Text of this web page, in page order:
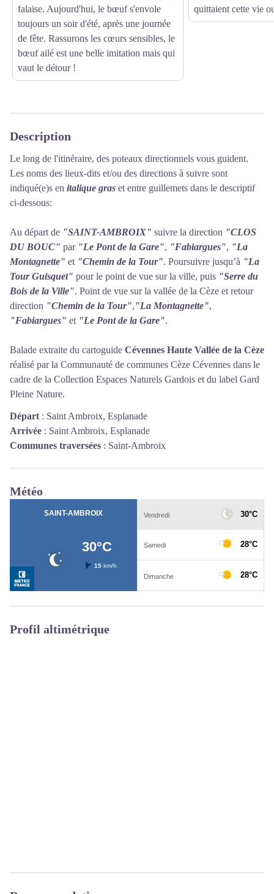
falaise. Aujourd'hui, le bœuf s'envole
toujours un soir d'été, après une journée
de fête. Rassurons les cœurs sensibles, le
bœuf ailé est une belle imitation mais qui
vaut le détour !
quittaient cette vie
Description
Le long de l'itinéraire, des poteaux directionnels vous guident.
Les noms des lieux-dits et/ou des directions à suivre sont
indiqué(e)s en italique gras et entre guillemets dans le descriptif
ci-dessous:
Au départ de "SAINT-AMBROIX" suivre la direction "CLOS
DU BOUC" par "Le Pont de la Gare", "Fabiargues", "La
Montagnette" et "Chemin de la Tour". Poursuivre jusqu’à "La
Tour Guisquet" pour le point de vue sur la ville, puis "Serre du
Bois de la Ville". Point de vue sur la vallée de la Cèze et retour
direction "Chemin de la Tour", "La Montagnette",
"Fabiargues" et "Le Pont de la Gare".
Balade extraite du cartoguide Cévennes Haute Vallée de la Cèze
réalisé par la Communauté de communes Cèze Cévennes dans le
cadre de la Collection Espaces Naturels Gardois et du label Gard
Pleine Nature.
Départ : Saint Ambroix, Esplanade
Arrivée : Saint Ambroix, Esplanade
Communes traversées : Saint-Ambroix
Météo
Profil altimétrique